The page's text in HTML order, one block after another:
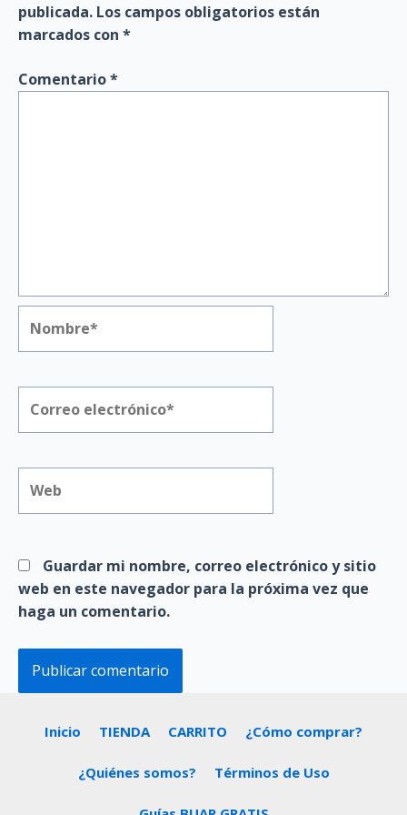
publicada. Los campos obligatorios están
marcados con *
Comentario*
electrónico*
Guardar mi nombre, correo electrónico y sitio
web en este navegador para la próxima vez que
haga un comentario.
Inicio TIENDA CARRITO ¿Cómo comprar?
¿Quiénes somos? Términos de Uso